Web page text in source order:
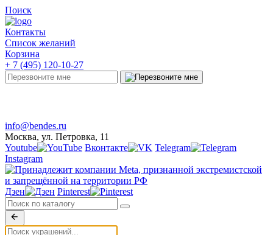
Поиск
Контакты
Список желаний
Корзина
+ 7 (495) 120-10-27
info@bendes.ru
Москва, ул. Петровка, 11
Youtube
Вконтакте
Telegram
Instagram
Дзен Pinterest